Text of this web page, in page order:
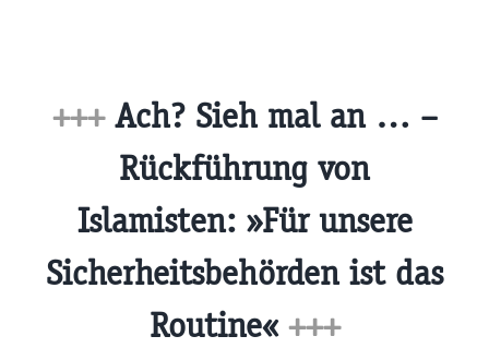
+++Ach? Sieh mal an … –
Rückführung von
Islamisten: »Für unsere
Sicherheitsbehörden ist das
Routine« +++